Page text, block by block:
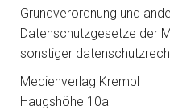
zahlen!
leserbriefe
Maxhütter
Nutzen
Grundverordnung und
Datenschutzgesetze der
sonstiger
Medienverlag Krempl
Haugshöhe 10a